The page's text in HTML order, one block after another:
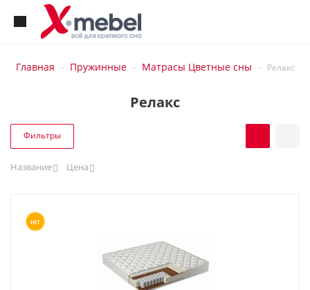
Главная - Пружинные - Матрасы Цветные сны - Релакс
Релакс
Фильтры
Название Цена
HIT